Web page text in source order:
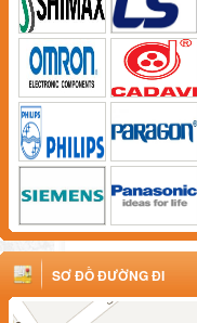
SƠ ĐỒ ĐƯỜNG ĐI